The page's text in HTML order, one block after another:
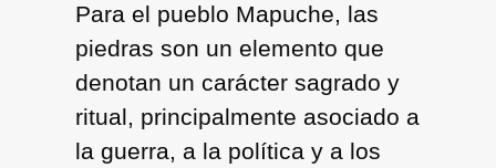
Para el pueblo Mapuche, las
piedras son un elemento que
denotan un carácter sagrado y
ritual, principalmente asociado a
la guerra, a la política y a los